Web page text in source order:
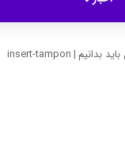
بدانیم |
insert-tampon